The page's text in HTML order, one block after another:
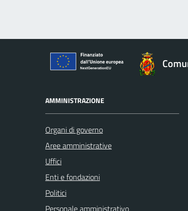
AMMINISTRAZIONE
Organi di governo
Aree amministrative
Uffici
Enti e fondazioni
Politici
Personale amministrativo